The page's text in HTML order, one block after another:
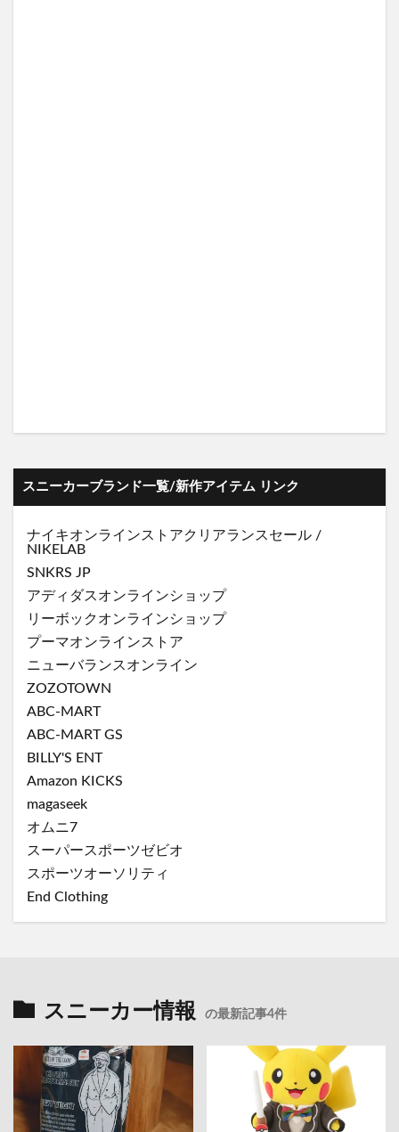
スニーカーブランド一覧/新作アイテム リンク
ナイキオンラインストアクリアランスセール /
NIKELAB
SNKRS JP
アディダスオンラインショップ
リーボックオンラインショップ
プーマオンラインストア
ニューバランスオンライン
ZOZOTOWN
ABC-MART
ABC-MART GS
BILLY'S ENT
Amazon KICKS
magaseek
オムニ7
スーパースポーツゼビオ
スポーツオーソリティ
End Clothing
スニーカー情報 の最新記事4件